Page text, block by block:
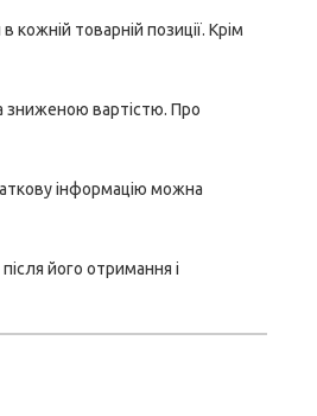
товарній позиції. Крім
зниженою вартістю. Про
інформацію можна
його отримання і